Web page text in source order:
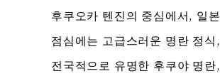
후쿠오카 텐진의 중심에서, 일
점심에는 고급스러운 명란 정
전국적으로 유명한 후쿠야 명